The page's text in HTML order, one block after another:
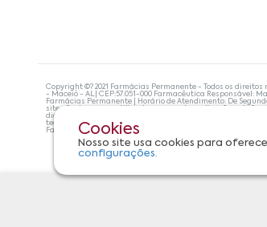
Cookies
Nosso site usa cookies para
configurações.
Copyright ©? 2021 Farmácias Permanente - Todos os direitos
- Maceió - AL| CEP:57.051-000 Farmacêutica Responsável:
Farmácias Permanente | Horário de Atendimento: De
site não devem ser utilizadas para automedicação e, de
diagnosticar problemas de saúde e prescrever o tratamento
tecnologias mais avançadas de proteção de dados, para
Farmácias Permanente. Todos os pedidos efetuados estão